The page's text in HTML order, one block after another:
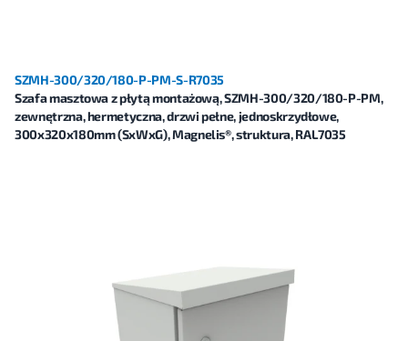
SZMH-300/320/180-P-PM-S-R7035
Szafa masztowa z płytą montażową, SZMH-300/320/180-P-PM,
zewnętrzna, hermetyczna, drzwi pełne, jednoskrzydłowe,
300x320x180mm (SxWxG), Magnelis®, struktura, RAL7035